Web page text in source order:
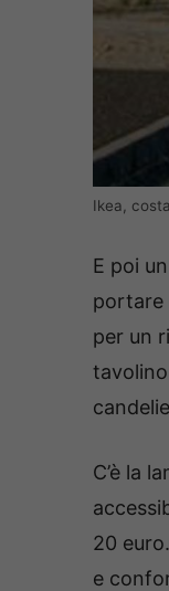
Ikea,
E poi
portare
per un
C’è la
20
e